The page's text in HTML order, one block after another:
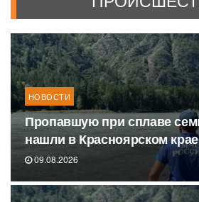
НОВОСТИ
Пропавшую при сплаве
нашли в Красноярском крае
09.08.2026